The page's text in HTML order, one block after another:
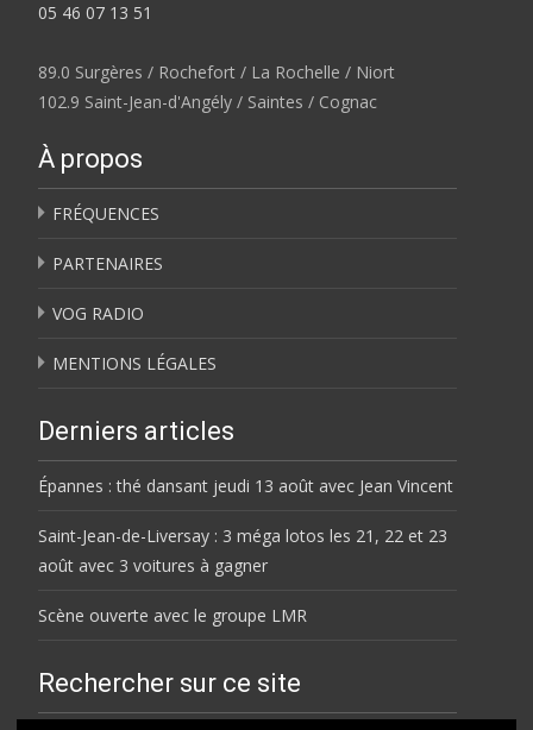
05 46 07 13 51
89.0 Surgères / Rochefort / La Rochelle / Niort
102.9 Saint-Jean-d'Angély / Saintes / Cognac
À propos
FRÉQUENCES
PARTENAIRES
VOG RADIO
MENTIONS LÉGALES
Derniers articles
Épannes : thé dansant jeudi 13 août avec Jean Vincent
Saint-Jean-de-Liversay : 3 méga lotos les 21, 22 et 23
août avec 3 voitures à gagner
Scène ouverte avec le groupe LMR
Rechercher sur ce site